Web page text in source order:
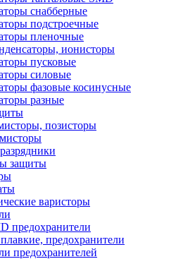
снабберные
подстроечные
пленочные
ионисторы
пусковые
силовые
фазовые косинусные
разные
позисторы
защиты
варисторы
предохранители
предохранители
предохранителей